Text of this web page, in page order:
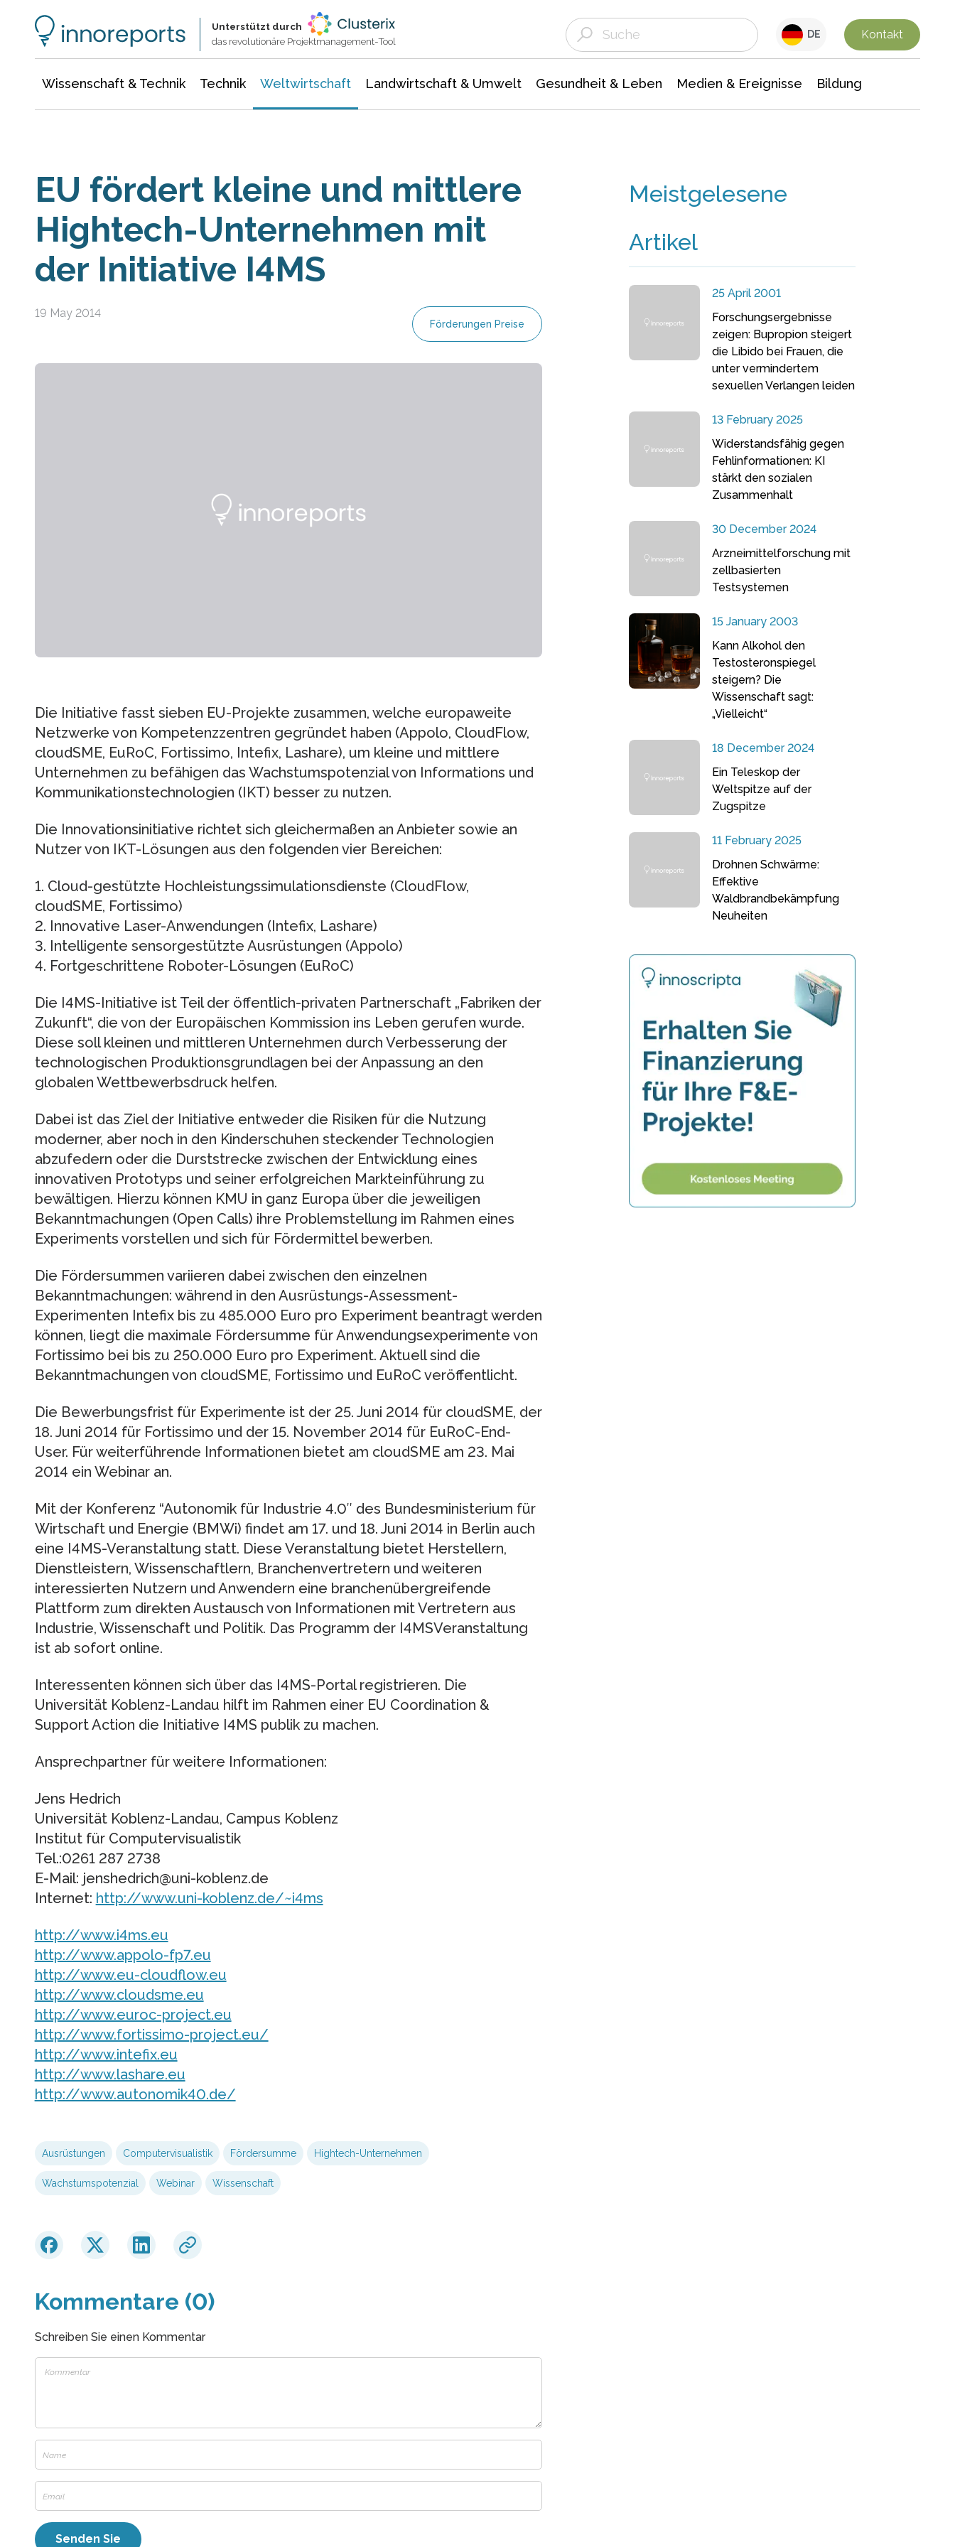
Unterstützt durch
das revolutionäre Projektmanagement-Tool
DE Kontakt
Wissenschaft & Technik Technik Weltwirtschaft Landwirtschaft & Umwelt Gesundheit & Leben Medien & Ereignisse Bildung
EU fördert kleine und mittlere
Hightech-Unternehmen mit
der Initiative I4MS
19 May 2014
Förderungen Preise
Die Initiative fasst sieben EU-Projekte zusammen, welche europaweite
Netzwerke von Kompetenzzentren gegründet haben (Appolo, CloudFlow,
cloudSME, EuRoC, Fortissimo, Intefix, Lashare), um kleine und mittlere
Unternehmen zu befähigen das Wachstumspotenzial von Informations und
Kommunikationstechnologien (IKT) besser zu nutzen.
Die Innovationsinitiative richtet sich gleichermaßen an Anbieter sowie an
Nutzer von IKT-Lösungen aus den folgenden vier Bereichen:
1. Cloud-gestützte Hochleistungssimulationsdienste (CloudFlow,
cloudSME, Fortissimo)
2. Innovative Laser-Anwendungen (Intefix, Lashare)
3. Intelligente sensorgestützte Ausrüstungen (Appolo)
4. Fortgeschrittene Roboter-Lösungen (EuRoC)
Die I4MS-Initiative ist Teil der öffentlich-privaten Partnerschaft „Fabriken der
Zukunft“, die von der Europäischen Kommission ins Leben gerufen wurde.
Diese soll kleinen und mittleren Unternehmen durch Verbesserung der
technologischen Produktionsgrundlagen bei der Anpassung an den
globalen Wettbewerbsdruck helfen.
Dabei ist das Ziel der Initiative entweder die Risiken für die Nutzung
moderner, aber noch in den Kinderschuhen steckender Technologien
abzufedern oder die Durststrecke zwischen der Entwicklung eines
innovativen Prototyps und seiner erfolgreichen Markteinführung zu
bewältigen. Hierzu können KMU in ganz Europa über die jeweiligen
Bekanntmachungen (Open Calls) ihre Problemstellung im Rahmen eines
Experiments vorstellen und sich für Fördermittel bewerben.
Die Fördersummen variieren dabei zwischen den einzelnen
Bekanntmachungen: während in den Ausrüstungs-Assessment-
Experimenten Intefix bis zu 485.000 Euro pro Experiment beantragt werden
können, liegt die maximale Fördersumme für Anwendungsexperimente von
Fortissimo bei bis zu 250.000 Euro pro Experiment. Aktuell sind die
Bekanntmachungen von cloudSME, Fortissimo und EuRoC veröffentlicht.
Die Bewerbungsfrist für Experimente ist der 25. Juni 2014 für cloudSME, der
18. Juni 2014 für Fortissimo und der 15. November 2014 für EuRoC-End-
User. Für weiterführende Informationen bietet am cloudSME am 23. Mai
2014 ein Webinar an.
Mit der Konferenz “Autonomik für Industrie 4.0″ des Bundesministerium für
Wirtschaft und Energie (BMWi) findet am 17. und 18. Juni 2014 in Berlin auch
eine I4MS-Veranstaltung statt. Diese Veranstaltung bietet Herstellern,
Dienstleistern, Wissenschaftlern, Branchenvertretern und weiteren
interessierten Nutzern und Anwendern eine branchenübergreifende
Plattform zum direkten Austausch von Informationen mit Vertretern aus
Industrie, Wissenschaft und Politik. Das Programm der I4MSVeranstaltung
ist ab sofort online.
Interessenten können sich über das I4MS-Portal registrieren. Die
Universität Koblenz-Landau hilft im Rahmen einer EU Coordination &
Support Action die Initiative I4MS publik zu machen.
Ansprechpartner für weitere Informationen:
Jens Hedrich
Universität Koblenz-Landau, Campus Koblenz
Institut für Computervisualistik
Tel.:0261 287 2738
E-Mail: jenshedrich@uni-koblenz.de
Internet: http://www.uni-koblenz.de/~i4ms
http://www.i4ms.eu
http://www.appolo-fp7.eu
http://www.eu-cloudflow.eu
http://www.cloudsme.eu
http://www.euroc-project.eu
http://www.fortissimo-project.eu/
http://www.intefix.eu
http://www.lashare.eu
http://www.autonomik40.de/
Ausrüstungen Computervisualistik Fördersumme Hightech-Unternehmen
Wachstumspotenzial Webinar Wissenschaft
Kommentare (0)
Schreiben Sie einen Kommentar
Meistgelesene
Artikel
25 April 2001
Forschungsergebnisse
zeigen: Bupropion steigert
die Libido bei Frauen, die
unter vermindertem
sexuellen Verlangen leiden
13 February 2025
Widerstandsfähig gegen
Fehlinformationen: KI
stärkt den sozialen
Zusammenhalt
30 December 2024
Arzneimittelforschung mit
zellbasierten
Testsystemen
15 January 2003
Kann Alkohol den
Testosteronspiegel
steigern? Die
Wissenschaft sagt:
„Vielleicht“
18 December 2024
Ein Teleskop der
Weltspitze auf der
Zugspitze
11 February 2025
Drohnen Schwärme:
Effektive
Waldbrandbekämpfung
Neuheiten